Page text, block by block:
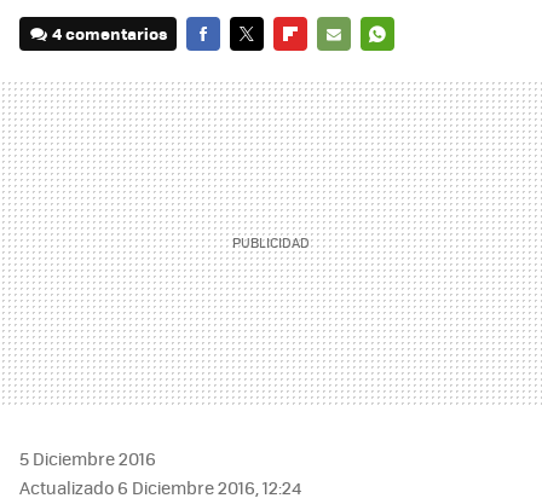
4 comentarios
MAIL
5 Diciembre 2016
Actualizado 6 Diciembre 2016, 12:24